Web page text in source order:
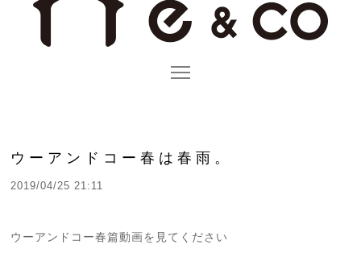
ウーアンドコー春は春雨。
2019/04/25 21:11
ウーアンドコー春篇動画を見てください